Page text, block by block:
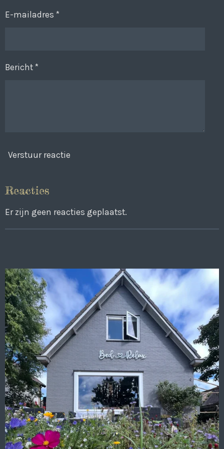
E-mailadres *
Bericht *
Verstuur reactie
Reacties
Er zijn geen reacties geplaatst.